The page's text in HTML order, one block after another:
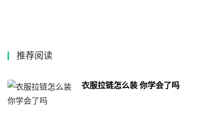
推荐阅读
衣服拉链怎么装 你学会了吗